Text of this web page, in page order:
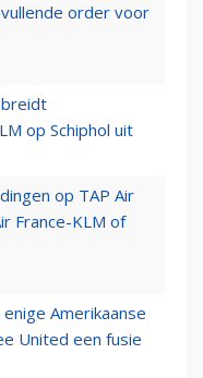
order voor
breidt
op Schiphol uit
op TAP Air
France-KLM of
Amerikaanse
United een fusie